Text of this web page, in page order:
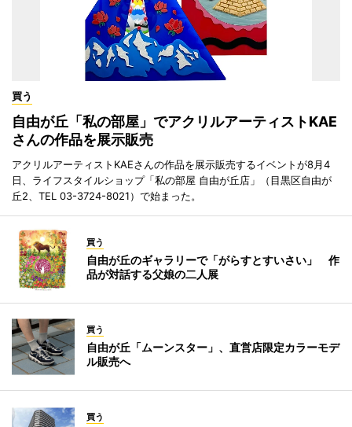
買う
自由が丘「私の部屋」でアクリルアーティストKAE
さんの作品を展示販売
アクリルアーティストKAEさんの作品を展示販売するイベントが8月4
日、ライフスタイルショップ「私の部屋 自由が丘店」（目黒区自由が
丘2、TEL 03-3724-8021）で始まった。
買う
自由が丘のギャラリーで「がらすとすいさい」 作
品が対話する父娘の二人展
買う
自由が丘「ムーンスター」、直営店限定カラーモデ
ル販売へ
買う